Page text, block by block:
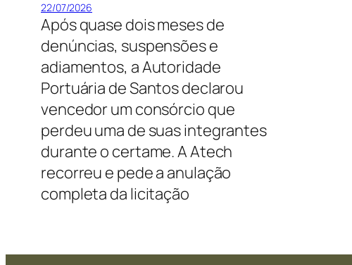
22/07/2026
Após quase dois meses de
denúncias, suspensões e
adiamentos, a Autoridade
Portuária de Santos declarou
vencedor um consórcio que
perdeu uma de suas integrantes
durante o certame. A Atech
recorreu e pede a anulação
completa da licitação